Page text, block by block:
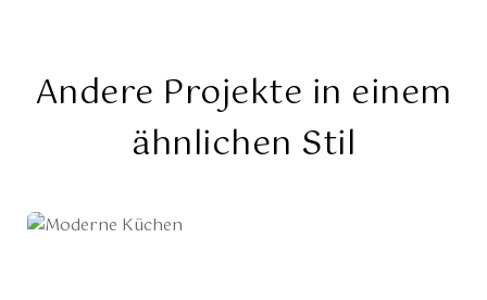
Andere Projekte in einem
ähnlichen Stil